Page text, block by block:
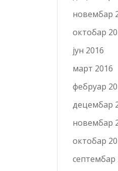
новембар
октобар
јун 2016
март 2016
фебруар
децембар
новембар
октобар
септембар